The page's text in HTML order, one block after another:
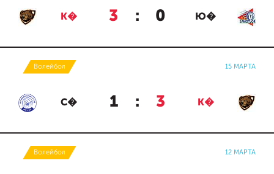
К� 3 : 0 Ю�
Волейбол 15 МАРТА
С� 1 : 3 К�
Волейбол 12 МАРТА